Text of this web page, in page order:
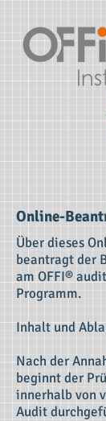
Online-
Über dieses
beantragt der
am OFFI®
Programm.
Inhalt und
Nach der
beginnt der
innerhalb von
Audit